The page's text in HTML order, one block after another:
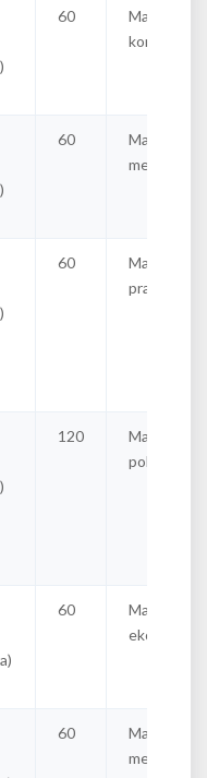
60
Master
60
Master
menadžer
60
Master
pravnik
120
Master
politikolog
60
Master
ekonomista
60
Master
menadžer